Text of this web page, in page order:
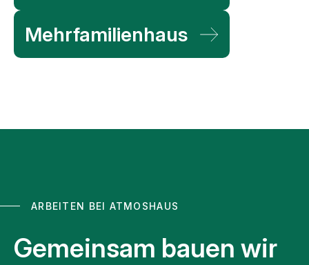
Mehrfamilienhaus
ARBEITEN BEI ATMOSHAUS
Gemeinsam bauen wir